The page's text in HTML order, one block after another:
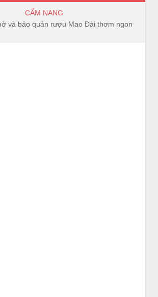
CẨM NANG
và bảo quản rượu Mao Đài thơm ngon, trọn vị